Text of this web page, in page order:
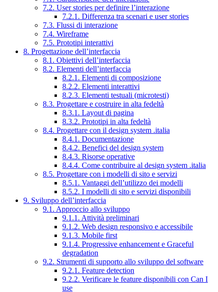
7.2. User stories per definire l’interazione
7.2.1. Differenza tra scenari e user stories
7.3. Flussi di interazione
7.4. Wireframe
7.5. Prototipi interattivi
8. Progettazione dell’interfaccia
8.1. Obiettivi dell’interfaccia
8.2. Elementi dell’interfaccia
8.2.1. Elementi di composizione
8.2.2. Elementi interattivi
8.2.3. Elementi testuali (microtesti)
8.3. Progettare e costruire in alta fedeltà
8.3.1. Layout di pagina
8.3.2. Prototipi in alta fedeltà
8.4. Progettare con il design system .italia
8.4.1. Documentazione
8.4.2. Benefici del design system
8.4.3. Risorse operative
8.4.4. Come contribuire al design system .italia
8.5. Progettare con i modelli di sito e servizi
8.5.1. Vantaggi dell’utilizzo dei modelli
8.5.2. I modelli di sito e servizi disponibili
9. Sviluppo dell’interfaccia
9.1. Approccio allo sviluppo
9.1.1. Attività preliminari
9.1.2. Web design responsivo e accessibile
9.1.3. Mobile first
9.1.4. Progressive enhancement e Graceful
degradation
9.2. Strumenti di supporto allo sviluppo del software
9.2.1. Feature detection
9.2.2. Verificare le feature disponibili con Can I
use